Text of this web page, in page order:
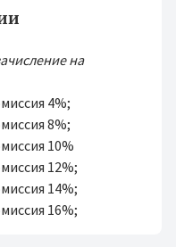
на
4%;
8%;
10%
12%;
14%;
16%;